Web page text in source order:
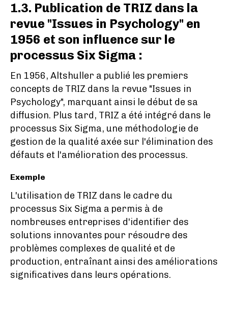
1.3. Publication de TRIZ dans la
revue "Issues in Psychology" en
1956 et son influence sur le
processus Six Sigma :
En 1956, Altshuller a publié les premiers
concepts de TRIZ dans la revue "Issues in
Psychology", marquant ainsi le début de sa
diffusion. Plus tard, TRIZ a été intégré dans le
processus Six Sigma, une méthodologie de
gestion de la qualité axée sur l'élimination des
défauts et l'amélioration des processus.
Exemple
L'utilisation de TRIZ dans le cadre du
processus Six Sigma a permis à de
nombreuses entreprises d'identifier des
solutions innovantes pour résoudre des
problèmes complexes de qualité et de
production, entraînant ainsi des améliorations
significatives dans leurs opérations.